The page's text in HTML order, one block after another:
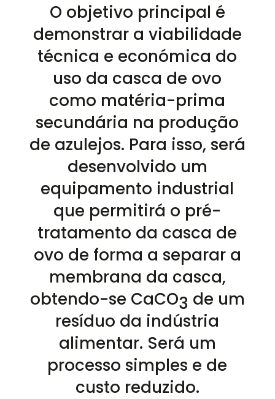
O objetivo principal é
demonstrar a viabilidade
técnica e económica do
uso da casca de ovo
como matéria-prima
secundária na produção
de azulejos. Para isso, será
desenvolvido um
equipamento industrial
que permitirá o pré-
tratamento da casca de
ovo de forma a separar a
membrana da casca,
obtendo-se CaCO3 de um
resíduo da indústria
alimentar. Será um
processo simples e de
custo reduzido.